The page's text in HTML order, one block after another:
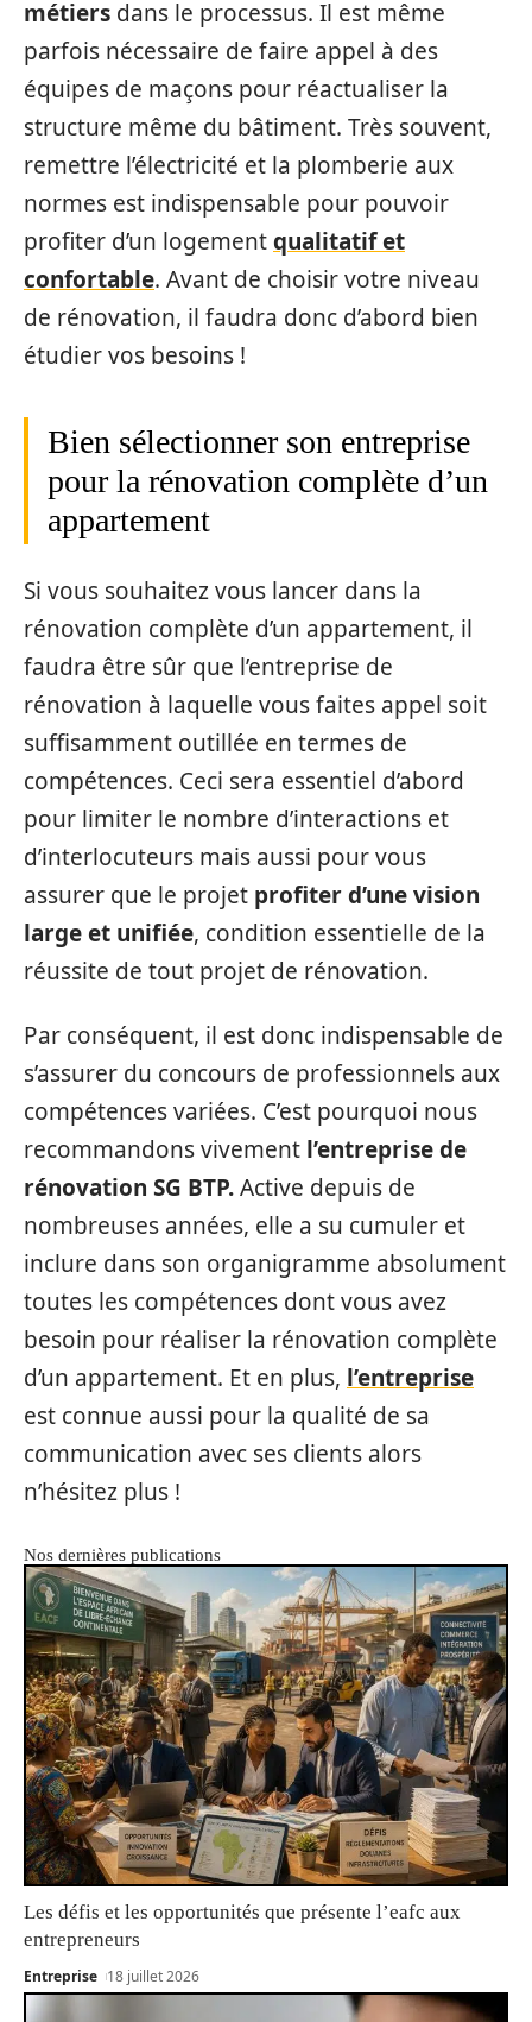
métiers dans le processus. Il est même
parfois nécessaire de faire appel à des
équipes de maçons pour réactualiser la
structure même du bâtiment. Très souvent,
remettre l’électricité et la plomberie aux
normes est indispensable pour pouvoir
profiter d’un logementqualitatif et
confortable. Avant de choisir votre niveau
de rénovation, il faudra donc d’abord bien
étudier vos besoins !
Bien sélectionner son entreprise
pour la rénovation complète d’un
appartement
Si vous souhaitez vous lancer dans la
rénovation complète d’un appartement, il
faudra être sûr que l’entreprise de
rénovation à laquelle vous faites appel soit
suffisamment outillée en termes de
compétences. Ceci sera essentiel d’abord
pour limiter le nombre d’interactions et
d’interlocuteurs mais aussi pour vous
assurer que le projet profiter d’une vision
large et unifiée, condition essentielle de la
réussite de tout projet de rénovation.
Par conséquent, il est donc indispensable de
s’assurer du concours de professionnels aux
compétences variées. C’est pourquoi nous
recommandons vivement l’entreprise de
rénovation SG BTP.Active depuis de
nombreuses années, elle a su cumuler et
inclure dans son organigramme absolument
toutes les compétences dont vous avez
besoin pour réaliser la rénovation complète
d’un appartement. Et en plus, l’entreprise
est connue aussi pour la qualité de sa
communication avec ses clients alors
n’hésitez plus !
Nos dernières publications
Les défis et les opportunités que présente l’eafc aux
entrepreneurs
Entreprise 18 juillet 2026